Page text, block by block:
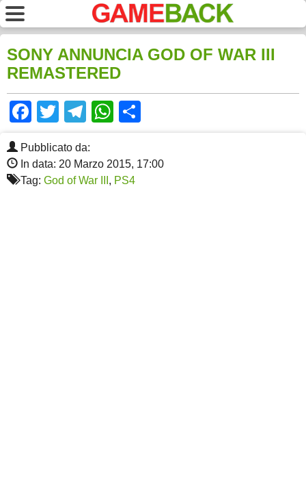
SONY ANNUNCIA GOD OF WAR III
REMASTERED
Facebook
TwitterTelegram
WhatsApp
Pubblicato da:
In data: 20 Marzo 2015, 17:00
Tag: God of War III , PS4